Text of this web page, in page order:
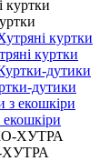
куртки
дутики